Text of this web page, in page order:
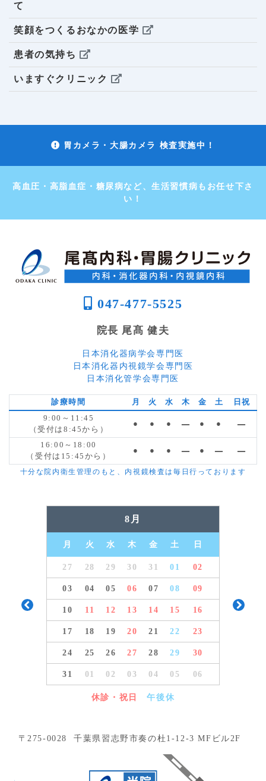
て
笑顔をつくるおなかの医学
患者の気持ち
いますぐクリニック
胃カメラ・大腸カメラ 検査実施中！
高血圧・高脂血症・糖尿病など、生活習慣病もお任せ下さ
い！
047-477-5525
院長 尾髙 健夫
日本消化器病学会専門医
日本消化器内視鏡学会専門医
日本消化管学会専門医
診療時間 月 火 水 木 金 土
日祝
9:00～11:45
（受付は8:45から）
● ● ● ― ● ● ―
16:00～18:00
（受付は15:45から）
● ● ● ― ● ― ―
十分な院内衛生管理のもと、内視鏡検査は毎日行っております
8月
月 火 水 木 金 土 日
27 28 29 30 31 01 02
03 04 05 06 07 08 09
10 11 12 13 14 15 16
17 18 19 20 21 22 23
24 25 26 27 28 29 30
31 01 02 03 04 05 06
休診・祝日 午後休
Previous Next
〒275-0028 千葉県習志野市奏の杜1-12-3 MFビル2F